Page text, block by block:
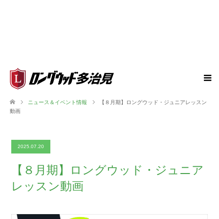
ニュース＆イベント情報
【８月期】ロングウッド・ジュニアレッスン
動画
2025.07.20
【８月期】ロングウッド・ジュニア
レッスン動画